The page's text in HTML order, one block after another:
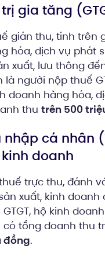
trị gia tăng
gián thu, tính trên
hóa, dịch vụ phát
xuất, lưu thông
là người nộp thuế
doanh hàng hóa,
thu trên 500
nhập cá nhân
doanh
trực thu, đánh
xuất, kinh doanh
hộ kinh
có tổng doanh thu
đồng.